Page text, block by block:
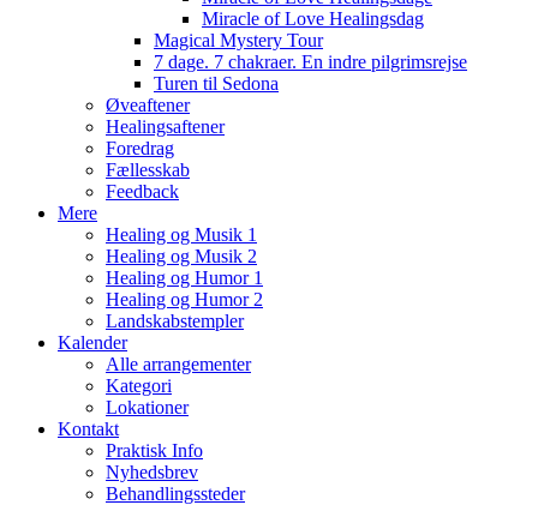
Miracle of Love Healingsdag
Magical Mystery Tour
7 dage. 7 chakraer. En indre pilgrimsrejse
Turen til Sedona
Øveaftener
Healingsaftener
Foredrag
Fællesskab
Feedback
Mere
Healing og Musik 1
Healing og Musik 2
Healing og Humor 1
Healing og Humor 2
Landskabstempler
Kalender
Alle arrangementer
Kategori
Lokationer
Kontakt
Praktisk Info
Nyhedsbrev
Behandlingssteder